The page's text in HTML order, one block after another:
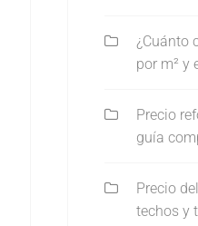
¿Cuánto
por m² y
Precio
guía
Precio
techos y